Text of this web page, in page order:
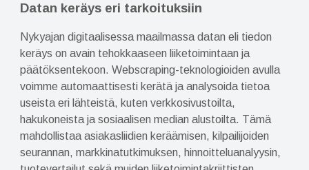
Datan keräys eri tarkoituksiin
Nykyajan digitaalisessa maailmassa datan eli tiedon
keräys on avain tehokkaaseen liiketoimintaan ja
päätöksentekoon. Webscraping-teknologioiden avulla
voimme automaattisesti kerätä ja analysoida tietoa
useista eri lähteistä, kuten verkkosivustoilta,
hakukoneista ja sosiaalisen median alustoilta. Tämä
mahdollistaa asiakasliidien keräämisen, kilpailijoiden
seurannan, markkinatutkimuksen, hinnoitteluanalyysin,